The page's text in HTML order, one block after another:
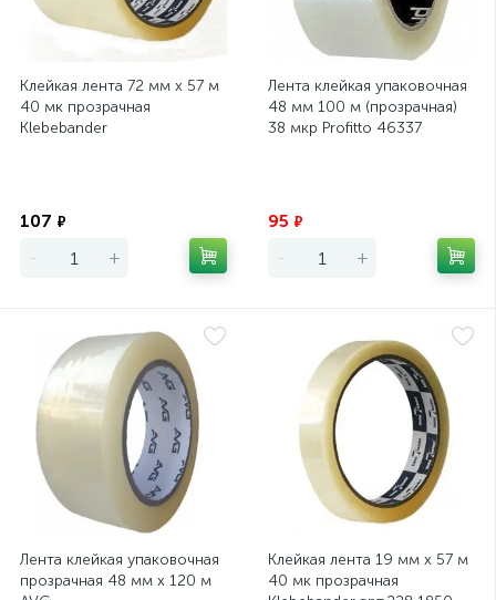
Клейкая лента 72 мм х 57 м
40 мк прозрачная
Klebebander
107 ₽
- +
Лента клейкая упаковочная
48 мм 100 м (прозрачная)
38 мкр Profitto 46337
95 ₽
- +
Лента клейкая упаковочная
прозрачная 48 мм x 120 м
Клейкая лента 19 мм х 57 м
40 мк прозрачная